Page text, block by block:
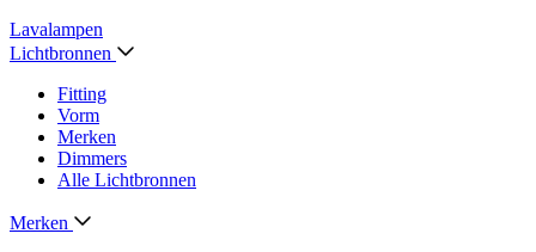
Lavalampen
Lichtbronnen
Fitting
Vorm
Merken
Dimmers
Alle Lichtbronnen
Merken